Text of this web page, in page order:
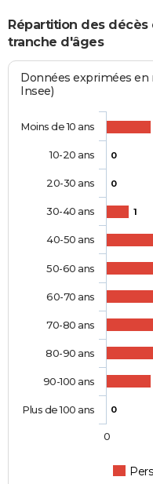
Répartition des décès
tranche d'âges
Données exprimées en
Insee)
0
0
1
0
Moins de 10 ans
10-20 ans
20-30 ans
30-40 ans
40-50 ans
50-60 ans
60-70 ans
70-80 ans
80-90 ans
90-100 ans
Plus de 100 ans
0